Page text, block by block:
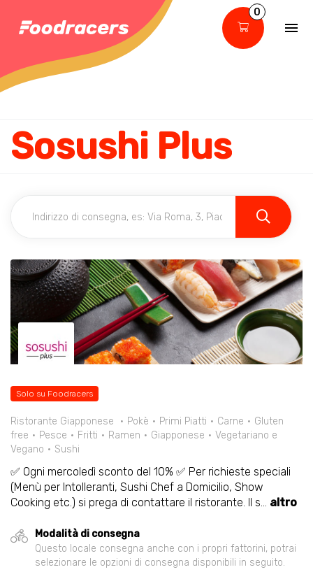
0
Sosushi Plus
Solo su Foodracers
Ristorante Giapponese Pokè Primi Piatti Carne
Gluten
free
Pesce Fritti Ramen Giapponese
Vegetariano e
Vegano
Sushi
✅ Ogni mercoledì sconto del 10% ✅ Per richieste speciali
(Menù per Intolleranti, Sushi Chef a Domicilio, Show
Cooking etc.) si prega di contattare il ristorante. Il s... altro
Modalità di consegna
Questo locale consegna anche con i propri fattorini, potrai
selezionare le opzioni di consegna disponibili in seguito.